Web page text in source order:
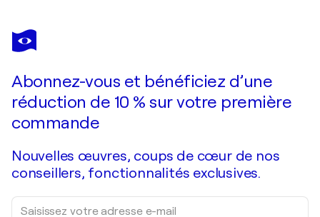
ALEXANDER SHANDOR
In Crimea
Abonnez-vous et bénéficiez d’une
réduction de 10 % sur votre première
commande
Nouvelles œuvres, coups de cœur de nos
conseillers, fonctionnalités exclusives.